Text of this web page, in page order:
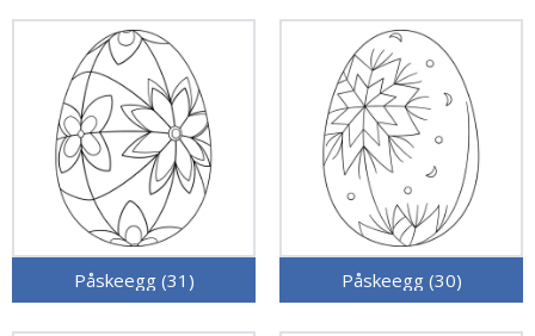
Påskeegg (31) Påskeegg (30)